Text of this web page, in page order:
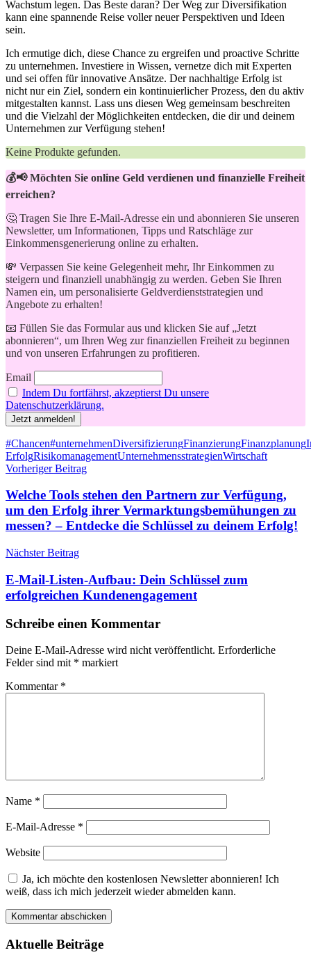
⁢Wachstum legen. Das Beste daran? Der Weg zur Diversifikation
kann eine spannende Reise ‍voller neuer⁢ Perspektiven und Ideen
sein.
Ich ermutige dich, diese Chance zu ‌ergreifen und ⁢proactive ‌Schritte
zu unternehmen. Investiere in ‌Wissen, vernetze dich mit​ Experten​
und sei offen für‍ innovative Ansätze. Der nachhaltige ‌Erfolg ist
nicht nur ⁣ein​ Ziel, sondern ein kontinuierlicher ⁣Prozess, den du aktiv
mitgestalten kannst. ⁤Lass uns ​diesen Weg gemeinsam‌ beschreiten
und die Vielzahl der ‌Möglichkeiten ⁣entdecken, die dir und ⁣deinem
Unternehmen zur Verfügung stehen!
Keine Produkte gefunden.
💰📢 Möchten Sie online Geld verdienen und finanzielle Freiheit
erreichen?
🤔 Tragen Sie Ihre E-Mail-Adresse ein und abonnieren Sie unseren
Newsletter, um Informationen, Tipps und Ratschläge zur
Einkommensgenerierung online zu erhalten.
💸 Verpassen Sie keine Gelegenheit mehr, Ihr Einkommen zu
steigern und finanziell unabhängig zu werden. Geben Sie Ihren
Namen ein, um personalisierte Geldverdienststrategien und
Angebote zu erhalten!
📧 Füllen Sie das Formular aus und klicken Sie auf „Jetzt
abonnieren“, um Ihren Weg zur finanziellen Freiheit zu beginnen
und von unseren Erfahrungen zu profitieren.
Email
Indem Du fortfährst, akzeptierst Du unsere
Datenschutzerklärung.
Schlagwörter
#Chancen#unternehmenDiversifizierungFinanzierungFinanzplanung
ErfolgRisikomanagementUnternehmensstrategienWirtschaft
Beitragsnavigation
Vorheriger Beitrag
Welche Tools stehen den Partnern zur Verfügung,
um den Erfolg ihrer Vermarktungsbemühungen zu
messen? – Entdecke die Schlüssel zu deinem Erfolg!
Nächster Beitrag
E-Mail-Listen-Aufbau: Dein Schlüssel zum
erfolgreichen Kundenengagement
Schreibe einen Kommentar
Deine E-Mail-Adresse wird nicht veröffentlicht. Erforderliche
Felder sind mit * markiert
Kommentar *
Name *
E-Mail-Adresse *
Website
Ja, ich möchte den kostenlosen Newsletter abonnieren! Ich
weiß, dass ich mich jederzeit wieder abmelden kann.
Aktuelle Beiträge